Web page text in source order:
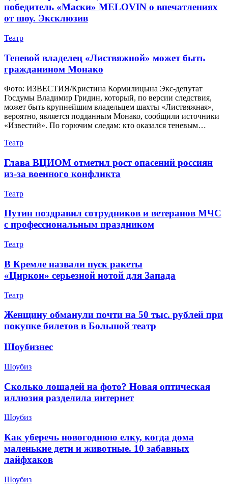
победитель «Маски» MELOVIN о впечатлениях
от шоу. Эксклюзив
Театр
Теневой владелец «Листвяжной» может быть
гражданином Монако
Фото: ИЗВЕСТИЯ/Кристина Кормилицына Экс-депутат
Госдумы Владимир Гридин, который, по версии следствия,
может быть крупнейшим владельцем шахты «Листвяжная»,
вероятно, является подданным Монако, сообщили источники
«Известий». По горючим следам: кто оказался теневым…
Театр
Глава ВЦИОМ отметил рост опасений россиян
из-за военного конфликта
Театр
Путин поздравил сотрудников и ветеранов МЧС
с профессиональным праздником
Театр
В Кремле назвали пуск ракеты
«Циркон» серьезной нотой для Запада
Театр
Женщину обманули почти на 50 тыс. рублей при
покупке билетов в Большой театр
Шоубизнес
Шоубиз
Сколько лошадей на фото? Новая оптическая
иллюзия разделила интернет
Шоубиз
Как уберечь новогоднюю елку, когда дома
маленькие дети и животные. 10 забавных
лайфхаков
Шоубиз